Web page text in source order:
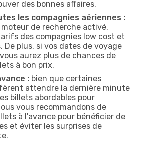
des bonnes affaires.
les compagnies aériennes :
de recherche activé,
des compagnies low cost et
De plus, si vos dates de voyage
aurez plus de chances de
à bon prix.
: bien que certaines
attendre la dernière minute
billets abordables pour
vous recommandons de
à l'avance pour bénéficier de
et éviter les surprises de